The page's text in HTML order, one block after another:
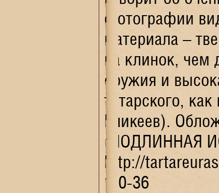
фотографии
материала –
на клинок, чем
оружия и
татарского,
Еникеев).
(ПОДЛИННАЯ
http://
1-0-36